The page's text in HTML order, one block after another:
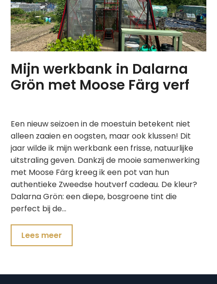
Mijn werkbank in Dalarna
Grön met Moose Färg verf
Een nieuw seizoen in de moestuin betekent niet
alleen zaaien en oogsten, maar ook klussen! Dit
jaar wilde ik mijn werkbank een frisse, natuurlijke
uitstraling geven. Dankzij de mooie samenwerking
met Moose Färg kreeg ik een pot van hun
authentieke Zweedse houtverf cadeau. De kleur?
Dalarna Grön: een diepe, bosgroene tint die
perfect bij de…
Lees meer